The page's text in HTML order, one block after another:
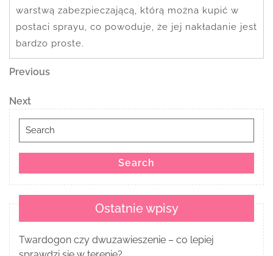
warstwą zabezpieczającą, którą można kupić w
postaci sprayu, co powoduje, że jej nakładanie jest
bardzo proste.
Nawigacja
wpisu
Previous
Previous
Next
Post
Next
Search
for:
Search
Ostatnie wpisy
Twardogon czy dwuzawieszenie – co lepiej